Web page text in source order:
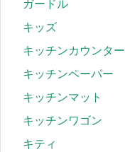
ガードル
キッズ
キッチンカウンター
キッチンペーパー
キッチンマット
キッチンワゴン
キティ